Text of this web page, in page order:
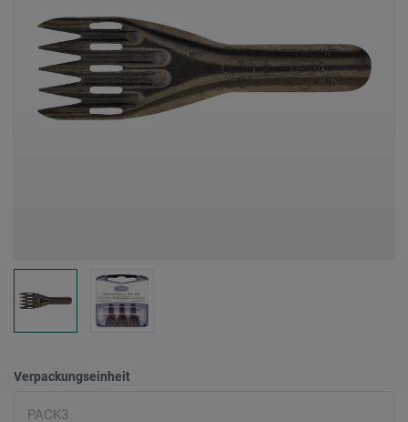
Verpackungseinheit